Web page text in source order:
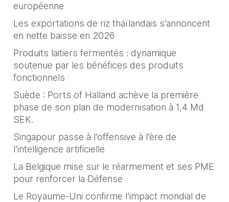
européenne
Les exportations de riz thaïlandais s’annoncent
en nette baisse en 2026
Produits laitiers fermentés : dynamique
soutenue par les bénéfices des produits
fonctionnels
Suède : Ports of Halland achève la première
phase de son plan de modernisation à 1,4 Md
SEK.
Singapour passe à l’offensive à l’ère de
l’intelligence artificielle
La Belgique mise sur le réarmement et ses PME
pour renforcer la Défense
Le Royaume‑Uni confirme l’impact mondial de